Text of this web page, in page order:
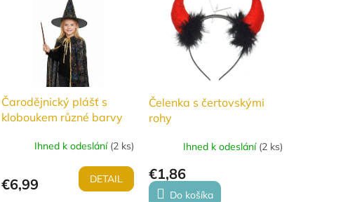
všitému drátu. Ideální pro...
Čarodějnický plášť s
kloboukem různé barvy
Ihned k odeslání (2 ks)
€6,99 DETAIL
Čelenka s čertovskými
rohy
Ihned k odeslání (2 ks)
€1,86
Do košíka